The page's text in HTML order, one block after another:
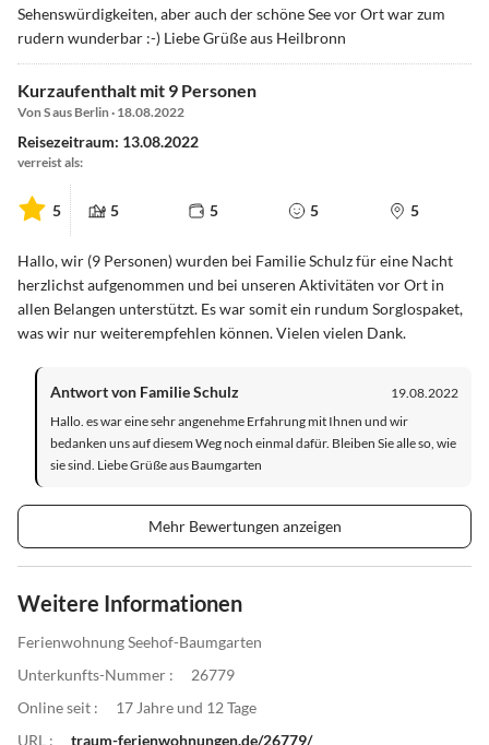
Sehenswürdigkeiten, aber auch der schöne See vor Ort war zum
rudern wunderbar :-) Liebe Grüße aus Heilbronn
Kurzaufenthalt mit 9 Personen
Von S aus Berlin · 18.08.2022
Reisezeitraum: 13.08.2022
verreist als:
5 5 5 5 5
Hallo, wir (9 Personen) wurden bei Familie Schulz für eine Nacht
herzlichst aufgenommen und bei unseren Aktivitäten vor Ort in
allen Belangen unterstützt. Es war somit ein rundum Sorglospaket,
was wir nur weiterempfehlen können. Vielen vielen Dank.
Antwort von Familie Schulz
19.08.2022
Hallo. es war eine sehr angenehme Erfahrung mit Ihnen und wir
bedanken uns auf diesem Weg noch einmal dafür. Bleiben Sie alle so, wie
sie sind. Liebe Grüße aus Baumgarten
Mehr Bewertungen anzeigen
Weitere Informationen
Ferienwohnung Seehof-Baumgarten
Unterkunfts-Nummer :
26779
Online seit :
17 Jahre und 12 Tage
URL :
traum-ferienwohnungen.de/26779/